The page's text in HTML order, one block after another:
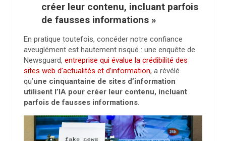
créer leur contenu, incluant parfois
de fausses informations »
En pratique toutefois, concéder notre confiance
aveuglément est hautement risqué : une enquête de
Newsguard, entreprise qui évalue la crédibilité des
sites web d’actualités et d’information, a révélé
qu’une cinquantaine de sites d’information
utilisent l’IA pour créer leur contenu, incluant
parfois de fausses informations.